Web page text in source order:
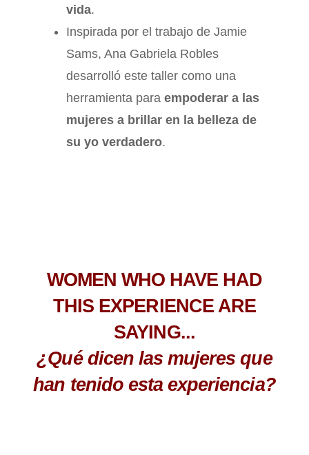
vida.
Inspirada por el trabajo de Jamie
Sams, Ana Gabriela Robles
desarrolló este taller como una
herramienta paraempoderar a las
mujeres a brillar en la belleza de
su yo verdadero.
WOMEN WHO HAVE HAD
THIS EXPERIENCE ARE
SAYING...
¿Qué dicen las mujeres que
han tenido esta experiencia?